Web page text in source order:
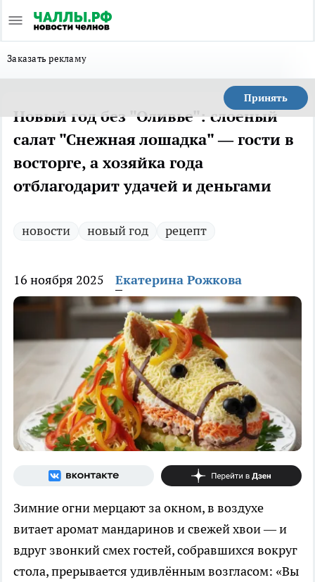
Заказать рекламу
Принять
Новый год без "Оливье": слоеный
салат "Снежная лошадка" — гости в
восторге, а хозяйка года
отблагодарит удачей и деньгами
новости новый год рецепт
16 ноября 2025 Екатерина Рожкова
Зимние огни мерцают за окном, в воздухе
витает аромат мандаринов и свежей хвои — и
вдруг звонкий смех гостей, собравшихся вокруг
стола, прерывается удивлённым возгласом: «Вы